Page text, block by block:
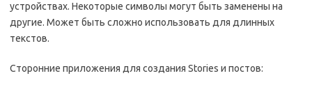
устройствах. Некоторые символы могут быть заменены на
другие. Может быть сложно использовать для длинных
текстов.
Сторонние приложения для создания Stories и постов: